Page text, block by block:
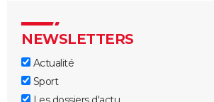
NEWSLETTERS
Actualité
Sport